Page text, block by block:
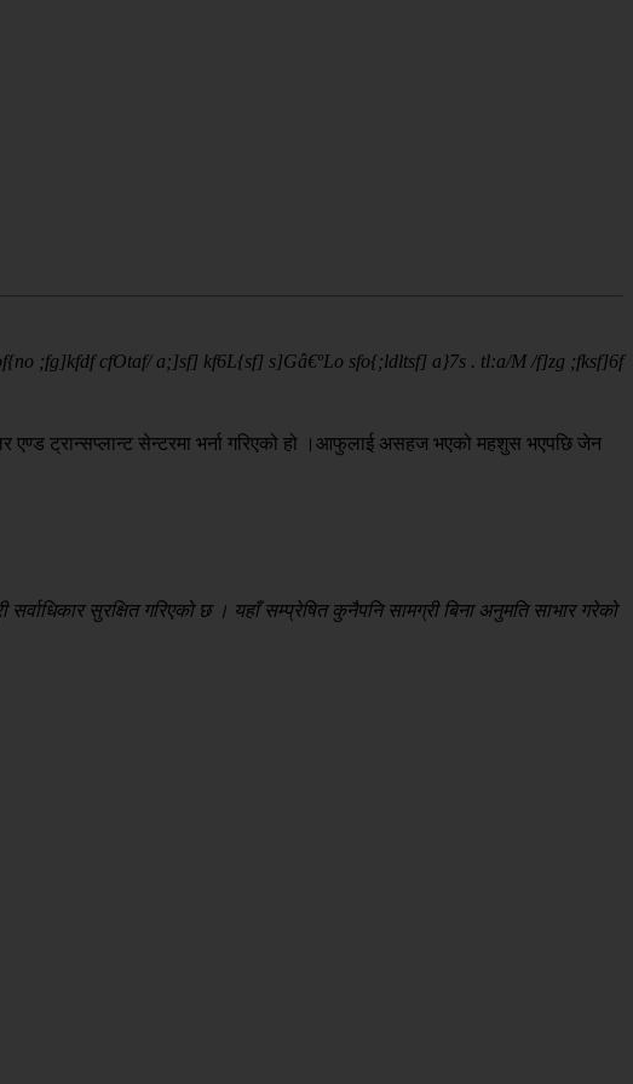
;fg]kfdf cfOtaf/ a;]sf] kf6L{sf] s]Gâ€ºLo sfo{;ldltsf] a}7s . tl:a/M /f]zg ;fksf]6f
एण्ड ट्रान्सप्लान्ट सेन्टरमा भर्ना गरिएको हो ।आफुलाई असहज भएको महशुस भएपछि जेन
सुरक्षित गरिएको छ । यहाँ सम्प्रेषित कुनैपनि सामग्री बिना अनुमति साभार गरेको